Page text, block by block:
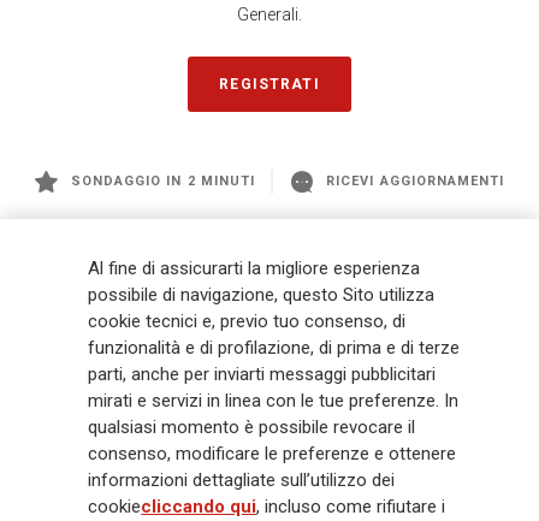
Generali.
REGISTRATI
SONDAGGIO IN 2 MINUTI RICEVI AGGIORNAMENTI
management a livello globale, con premi complessivi pari a € 98,1
miliardi e € 900 miliardi di AUM nel 2025. Fondato nel 1831, con oltre 88
mila dipendenti e 163 mila agenti che servono 75 milioni di clienti, il
Gruppo ha una posizione di leadership in Europa e una presenza
crescente in Asia e America. Al centro della strategia di Generali c'è il suo
impegno Lifetime Partner verso i clienti, realizzato attraverso soluzioni
innovative e personalizzate, un'esperienza cliente di prima classe e le sue
capacità di distribuzione globale digitalizzata. Il Gruppo ha
completamente integrato la sostenibilità in tutte le scelte strategiche, con
l'obiettivo di creare valore per tutti gli stakeholder mentre costruisce una
Al fine di assicurarti la migliore esperienza
possibile di navigazione, questo Sito utilizza
cookie tecnici e, previo tuo consenso, di
funzionalità e di profilazione, di prima e di terze
parti, anche per inviarti messaggi pubblicitari
mirati e servizi in linea con le tue preferenze. In
qualsiasi momento è possibile revocare il
consenso, modificare le preferenze e ottenere
informazioni dettagliate sull’utilizzo dei
cookiecliccando qui, incluso come rifiutare i